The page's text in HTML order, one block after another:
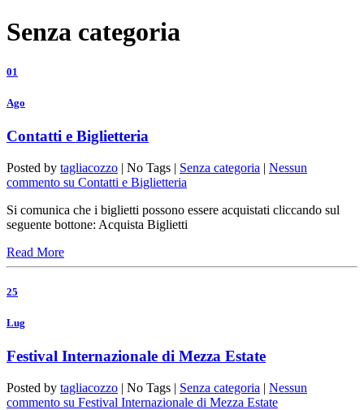
Senza categoria
01
Ago
Contatti e Biglietteria
Posted by tagliacozzo | No Tags | Senza categoria | Nessun
commento su Contatti e Biglietteria
Si comunica che i biglietti possono essere acquistati cliccando sul
seguente bottone: Acquista Biglietti
Read More
25
Lug
Festival Internazionale di Mezza Estate
Posted by tagliacozzo | No Tags | Senza categoria | Nessun
commento su Festival Internazionale di Mezza Estate